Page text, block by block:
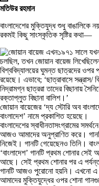
মতিউর রহমান
বাংলাদেশের মুক্তিযুদ্ধ শুধু বাঙালিকে
রকমই কিছু সাংস্কৃতিক সৃষ্টির কথা—
১৯৭১ সালে
চলছিল, তখন জোয়ান বায়েজ
বিশ্ববিদ্যালয়ের ঘুমন্ত ছাত্রদের ওপর
রয়েছে। এভাবে; ‘ছাত্রাবাসে সন্ত্রাস/
নিদ্রামগ্ন ছাত্ররা তাদের বিছানায়
রক্তাপ্লুত বিছানা বালিশ।’
জোয়ান বায়েজের ‘দ্য স্টোরি অব
বাংলাদেশ’ নামে প্রকাশিত হয়েছে।
বাংলাদেশের স্বাধীনতাসংগ্রামের
আজও আমাদের অনুপ্রাণিত করে।
নিজেই। গানটি গেয়েছেনও তিনি।
‘বাংলাদেশ’ গানটি প্রথম শোনার
আছে। সেই প্রথম শোনার পর এ
গানটি আজও পুরোনো হয়নি। এখনো এ
আমাদের মুক্তিযুদ্ধের ওপর শোনা